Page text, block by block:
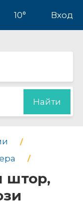
10° Вход
Найти
штор,